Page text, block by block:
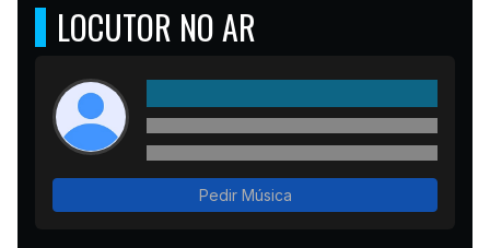
LOCUTOR NO AR
Pedir Música